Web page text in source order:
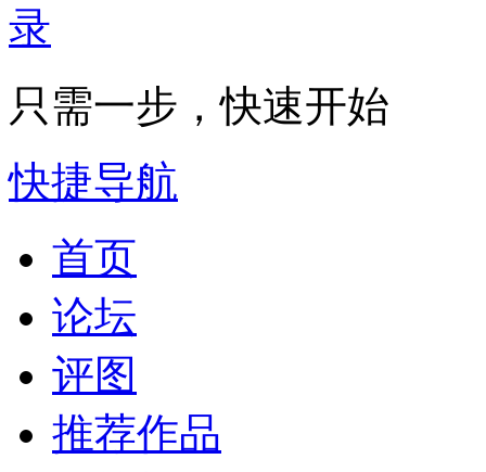
只需一步，快速开始
快捷导航
首页
论坛
评图
推荐作品